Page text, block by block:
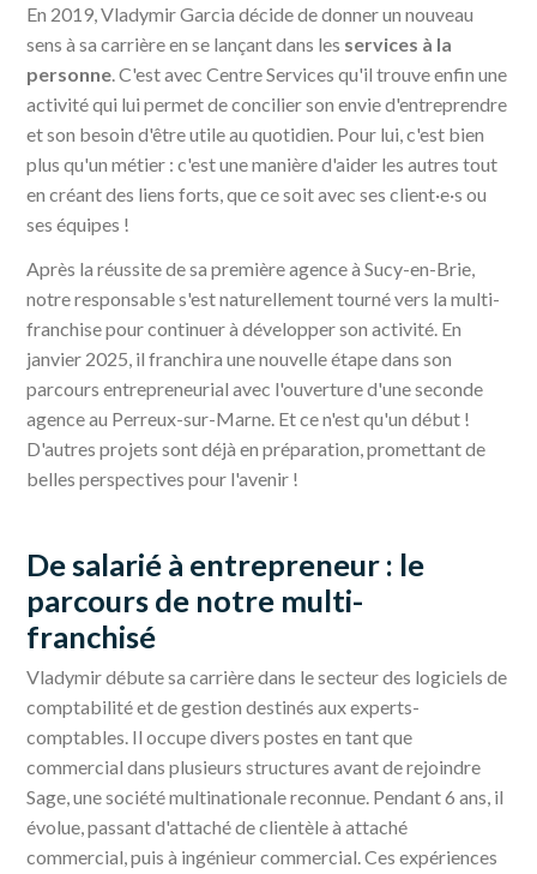
En 2019, Vladymir Garcia décide de donner un nouveau
sens à sa carrière en se lançant dans les services à la
personne. C'est avec Centre Services qu'il trouve enfin une
activité qui lui permet de concilier son envie d'entreprendre
et son besoin d'être utile au quotidien. Pour lui, c'est bien
plus qu'un métier : c'est une manière d'aider les autres tout
en créant des liens forts, que ce soit avec ses client·e·s ou
ses équipes !
Après la réussite de sa première agence à Sucy-en-Brie,
notre responsable s'est naturellement tourné vers la multi-
franchise pour continuer à développer son activité. En
janvier 2025, il franchira une nouvelle étape dans son
parcours entrepreneurial avec l'ouverture d'une seconde
agence au Perreux-sur-Marne. Et ce n'est qu'un début !
D'autres projets sont déjà en préparation, promettant de
belles perspectives pour l'avenir !
De salarié à entrepreneur : le
parcours de notre multi-
franchisé
Vladymir débute sa carrière dans le secteur des logiciels de
comptabilité et de gestion destinés aux experts-
comptables. Il occupe divers postes en tant que
commercial dans plusieurs structures avant de rejoindre
Sage, une société multinationale reconnue. Pendant 6 ans, il
évolue, passant d'attaché de clientèle à attaché
commercial, puis à ingénieur commercial. Ces expériences